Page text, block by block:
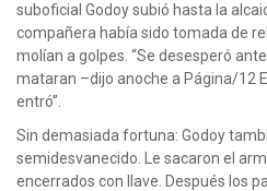
suboficial Godoy subió hasta la
compañera había sido tomada de
molían a golpes. “Se desesperó
mataran –dijo anoche a Página/12
entró”.
Sin demasiada fortuna: Godoy
semidesvanecido. Le sacaron el
encerrados con llave. Después los